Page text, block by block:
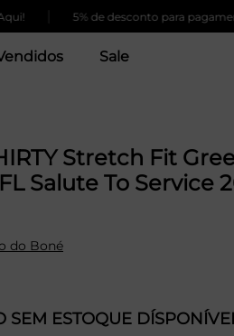
| 5% de desconto para pagamento via
Sale
Stretch Fit
Salute To Service
do Boné
SEM ESTOQUE